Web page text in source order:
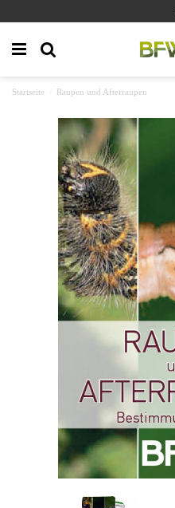
Startseite Raupen und Afterraupen